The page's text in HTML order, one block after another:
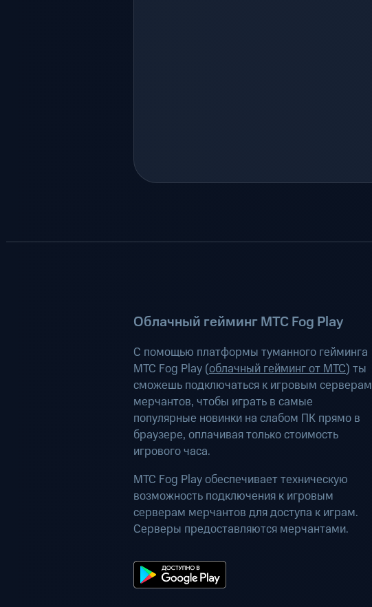
Облачный гейминг МТС Fog Play
С помощью платформы туманного гейминга
МТС Fog Play (облачный гейминг от МТС) ты
сможешь подключаться к игровым серверам
мерчантов, чтобы играть в самые
популярные новинки на слабом ПК прямо в
браузере, оплачивая только стоимость
игрового часа.
МТС Fog Play обеспечивает техническую
возможность подключения к игровым
серверам мерчантов для доступа к играм.
Серверы предоставляются мерчантами.